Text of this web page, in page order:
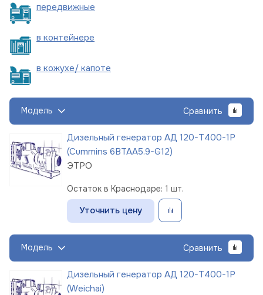
передвижные
в контейнере
в кожухе/ капоте
Модель Сравнить
Дизельный генератор АД 120-Т400-1Р
(Cummins 6BTAA5.9-G12)
ЭТРО
Остаток в Краснодаре: 1 шт.
Уточнить цену
Модель Сравнить
Дизельный генератор АД 120-Т400-1Р
(Weichai)